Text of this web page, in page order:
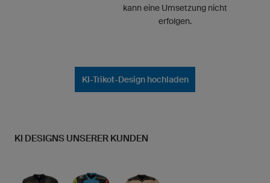
kann eine Umsetzung nicht
erfolgen.
KI-Trikot-Design hochladen
KI DESIGNS UNSERER KUNDEN